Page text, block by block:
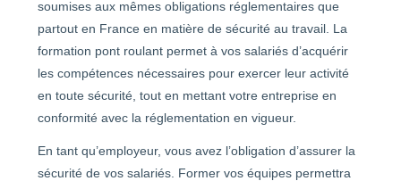
soumises aux mêmes obligations réglementaires que
partout en France en matière de sécurité au travail. La
formation pont roulant permet à vos salariés d’acquérir
les compétences nécessaires pour exercer leur activité
en toute sécurité, tout en mettant votre entreprise en
conformité avec la réglementation en vigueur.
En tant qu’employeur, vous avez l’obligation d’assurer la
sécurité de vos salariés. Former vos équipes permettra